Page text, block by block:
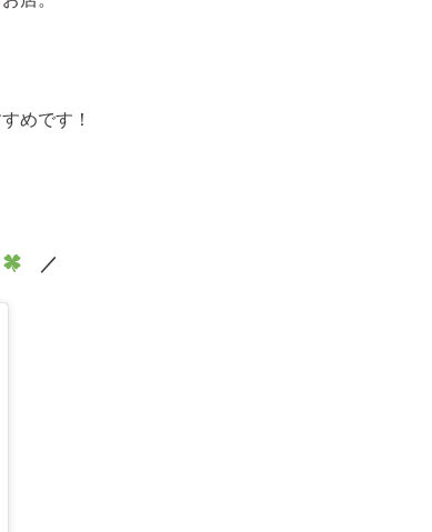
めです！
／